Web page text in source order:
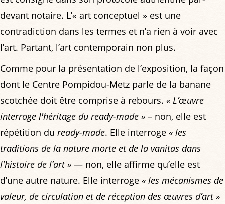
devant notaire. L’« art conceptuel » est une
contradiction dans les termes et n’a rien à voir avec
l’art. Partant, l’art contemporain non plus.
Comme pour la présentation de l’exposition, la façon
dont le Centre Pompidou-Metz parle de la banane
scotchée doit être comprise à rebours. « L’œuvre
interroge l'héritage du ready-made » – non, elle est
répétition du ready-made. Elle interroge « les
traditions de la nature morte et de la vanitas dans
l'histoire de l’art » — non, elle affirme qu’elle est
d’une autre nature. Elle interroge « les mécanismes de
valeur, de circulation et de réception des œuvres d’art »